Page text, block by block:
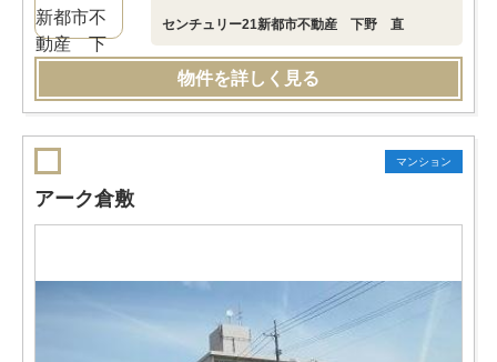
センチュリー21新都市不動産 下野 直
物件を詳しく見る
マンション
アーク倉敷